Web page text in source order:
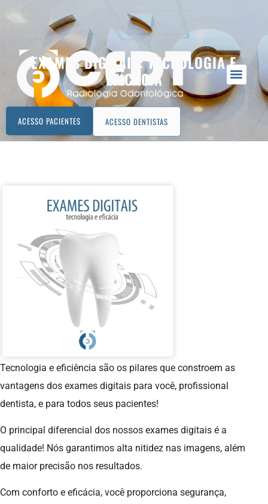
ACESSO PACIENTES ACESSO DENTISTAS
EXAMES DIGITAIS: TECNOLOGIA E
EFICÁCIA
Tecnologia e eficiência são os pilares que constroem as
vantagens dos exames digitais para você, profissional
dentista, e para todos seus pacientes!
O principal diferencial dos nossos exames digitais é a
qualidade! Nós garantimos alta nitidez nas imagens, além
de maior precisão nos resultados.
Com conforto e eficácia, você proporciona segurança,